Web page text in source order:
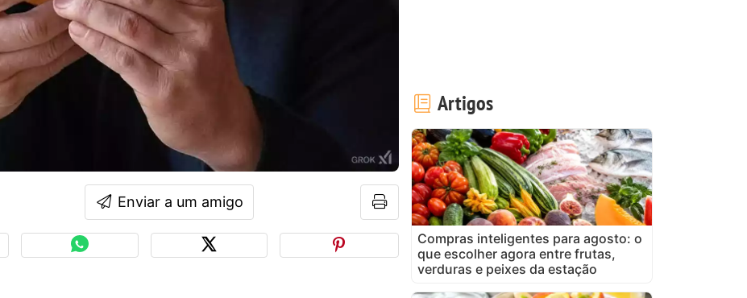
Enviar a um amigo
Artigos
Compras inteligentes para agosto: o
que escolher agora entre frutas,
verduras e peixes da estação